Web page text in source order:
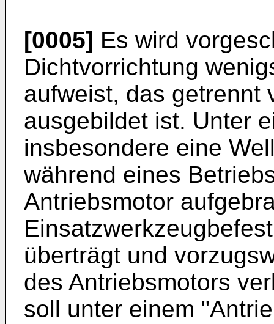
[0005] Es wird
Dichtvorrichtung
aufweist, das getrennt
ausgebildet ist. Unter
insbesondere eine
während eines
Antriebsmotor
überträgt und
des Antriebsmotors
soll unter einem